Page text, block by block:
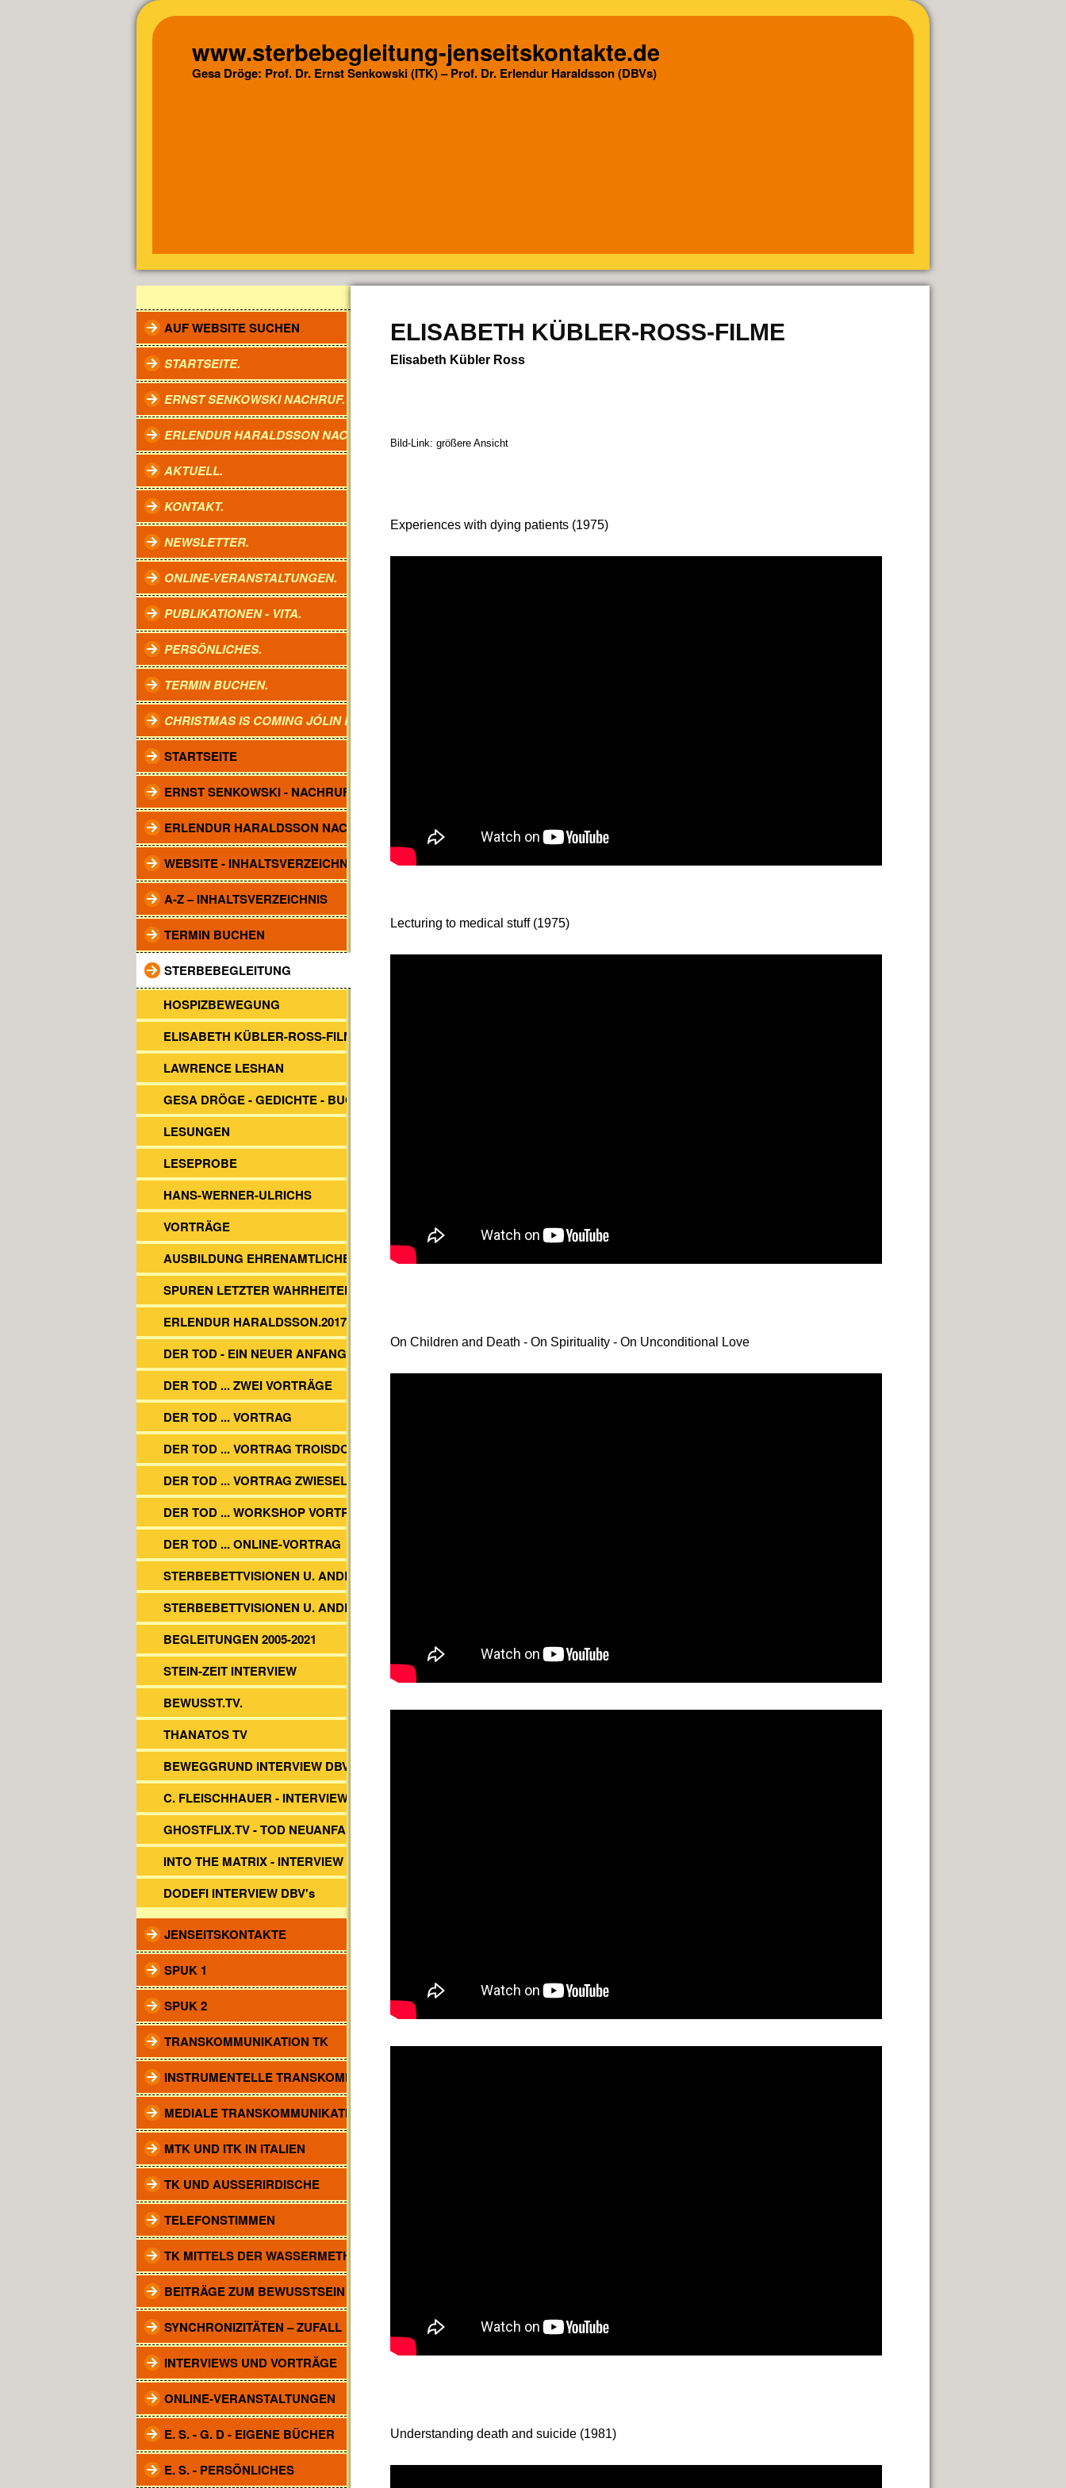
www.sterbebegleitung-jenseitskontakte.de
Gesa Dröge: Prof. Dr. Ernst Senkowski (ITK) – Prof. Dr. Erlendur Haraldsson (DBVs)
AUF WEBSITE SUCHEN
STARTSEITE.
ERNST SENKOWSKI NACHRUF.
ERLENDUR HARALDSSON NACHRUF.
AKTUELL.
KONTAKT.
NEWSLETTER.
ONLINE-VERANSTALTUNGEN.
PUBLIKATIONEN - VITA.
PERSÖNLICHES.
TERMIN BUCHEN.
CHRISTMAS IS COMING JÓLIN KOMA.
STARTSEITE
ERNST SENKOWSKI - NACHRUF
ERLENDUR HARALDSSON NACHRUF
WEBSITE - INHALTSVERZEICHNIS
A-Z – INHALTSVERZEICHNIS
TERMIN BUCHEN
STERBEBEGLEITUNG
HOSPIZBEWEGUNG
ELISABETH KÜBLER-ROSS-FILME
LAWRENCE LESHAN
GESA DRÖGE - GEDICHTE - BUCH
LESUNGEN
LESEPROBE
HANS-WERNER-ULRICHS
VORTRÄGE
AUSBILDUNG EHRENAMTLICHER
SPUREN LETZTER WAHRHEITEN.
ERLENDUR HARALDSSON.2017
DER TOD - EIN NEUER ANFANG?
DER TOD ... ZWEI VORTRÄGE
DER TOD ... VORTRAG
DER TOD ... VORTRAG TROISDORF
DER TOD ... VORTRAG ZWIESEL
DER TOD ... WORKSHOP VORTRAG
DER TOD ... ONLINE-VORTRAG
STERBEBETTVISIONEN U. ANDERES.
STERBEBETTVISIONEN U. ANDERES
BEGLEITUNGEN 2005-2021
STEIN-ZEIT INTERVIEW
BEWUSST.TV.
THANATOS TV
BEWEGGRUND INTERVIEW DBVs
C. FLEISCHHAUER - INTERVIEW DBV.
GHOSTFLIX.TV - TOD NEUANFANG?
INTO THE MATRIX - INTERVIEW
DODEFI INTERVIEW DBV's
JENSEITSKONTAKTE
SPUK 1
SPUK 2
TRANSKOMMUNIKATION TK
INSTRUMENTELLE TRANSKOMM.
MEDIALE TRANSKOMMUNIKATION
MTK UND ITK IN ITALIEN
TK UND AUSSERIRDISCHE
TELEFONSTIMMEN
TK MITTELS DER WASSERMETHODE
BEITRÄGE ZUM BEWUSSTSEIN
SYNCHRONIZITÄTEN – ZUFALL
INTERVIEWS UND VORTRÄGE
ONLINE-VERANSTALTUNGEN
E. S. - G. D - EIGENE BÜCHER
E. S. - PERSÖNLICHES
ELISABETH KÜBLER-ROSS-FILME
Elisabeth Kübler Ross
Bild-Link: größere Ansicht
Experiences with dying patients (1975)
Lecturing to medical stuff (1975)
On Children and Death - On Spirituality - On Unconditional Love
Understanding death and suicide (1981)